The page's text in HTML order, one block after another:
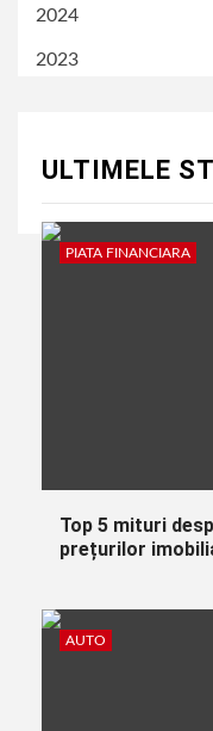
2024
2023
ULTIMELE
PIATA FINANCIARA
Top 5 mituri
prețurilor
AUTO